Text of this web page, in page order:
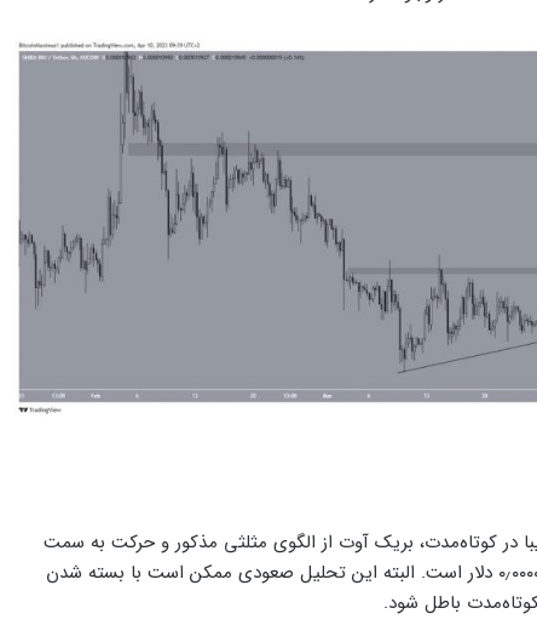
در کوتاه‌مدت، بریک آوت از الگوی مثلثی مذکور و حرکت به سمت
حداقل ۰٫۰۰۰۰۱۲۵ دلار و احتمالاً به ۰٫۰۰۰۰۱۳۷ دلار است. البته این تحلیل صعودی ممکن است با بسته شدن
باطل شود.
ارسال پیام هشداردهنده با سوزاندن اتریوم؛
کنترل مردم با چیپ‌های مغزی حقیقت دارد؟